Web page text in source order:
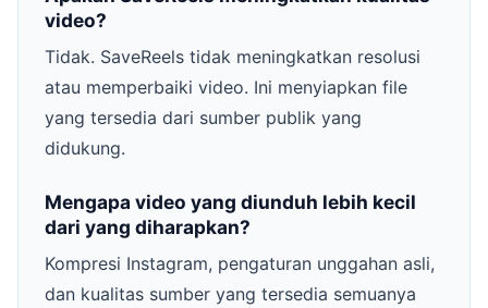
video?
Tidak. SaveReels tidak meningkatkan resolusi
atau memperbaiki video. Ini menyiapkan file
yang tersedia dari sumber publik yang
didukung.
Mengapa video yang diunduh lebih kecil
dari yang diharapkan?
Kompresi Instagram, pengaturan unggahan asli,
dan kualitas sumber yang tersedia semuanya